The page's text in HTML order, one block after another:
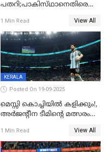
പതറി;പാകിസ്‌ഥാനെതിരെ
വിജയലക്ഷ്യം
1 Min Read View All
KERALA
Posted On 19-09-2025
മെസ്സി കൊച്ചിയിൽ കളിക്കും!,
അർജന്റീന ടീമിന്റെ മത്സരം
നടത്താൻ ആലോചന
1 Min Read View All